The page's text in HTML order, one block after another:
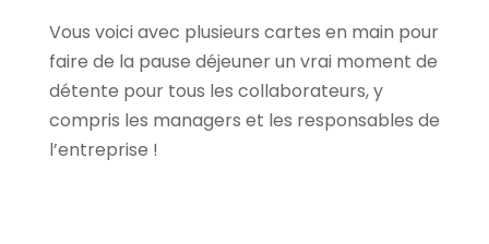
Vous voici avec plusieurs cartes en main pour
faire de la pause déjeuner un vrai moment de
détente pour tous les collaborateurs, y
compris les managers et les responsables de
l’entreprise !